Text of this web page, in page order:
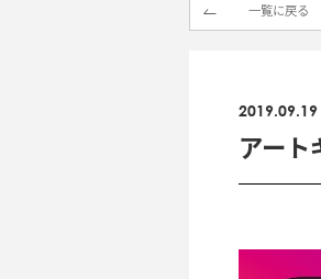
一覧に戻る
2019.09.19
アート